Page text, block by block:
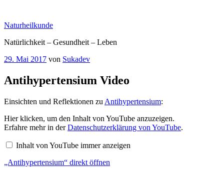
springen
Naturheilkunde
Natürlichkeit – Gesundheit – Leben
Veröffentlicht
29. Mai 2017 von Sukadev
Antihypertensium Video
Einsichten und Reflektionen zu Antihypertensium:
„Antihypertensium“
von
YouTube
Hier klicken, um den Inhalt von YouTube anzuzeigen.
Erfahre mehr in derDatenschutzerklärung von YouTube.
Inhalt von YouTube immer anzeigen
„Antihypertensium“ direkt öffnen